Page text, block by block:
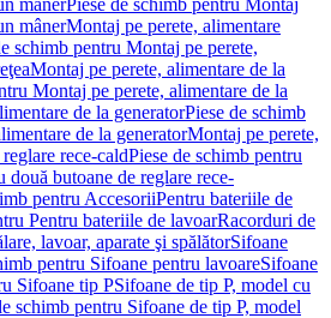
mânerPiese de schimb pentru Montaj
mânerMontaj pe perete, alimentare
schimb pentru Montaj pe perete,
Montaj pe perete, alimentare de la
Montaj pe perete, alimentare de la
de la generatorPiese de schimb
de la generatorMontaj pe perete,
rece-caldPiese de schimb pentru
butoane de reglare rece-
pentru AccesoriiPentru bateriile de
Pentru bateriile de lavoarRacorduri de
lavoar, aparate şi spălătorSifoane
pentru Sifoane pentru lavoareSifoane
Sifoane tip PSifoane de tip P, model cu
schimb pentru Sifoane de tip P, model